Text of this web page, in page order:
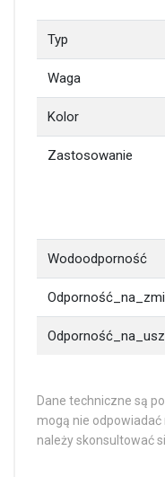
Typ
Waga
Kolor
Zastosowanie
Wodoodporność
Dane techniczne są
mogą nie
należy skonsultować